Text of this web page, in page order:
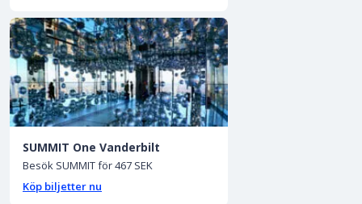
SUMMIT One Vanderbilt
Besök SUMMIT för 467 SEK
Köp biljetter nu